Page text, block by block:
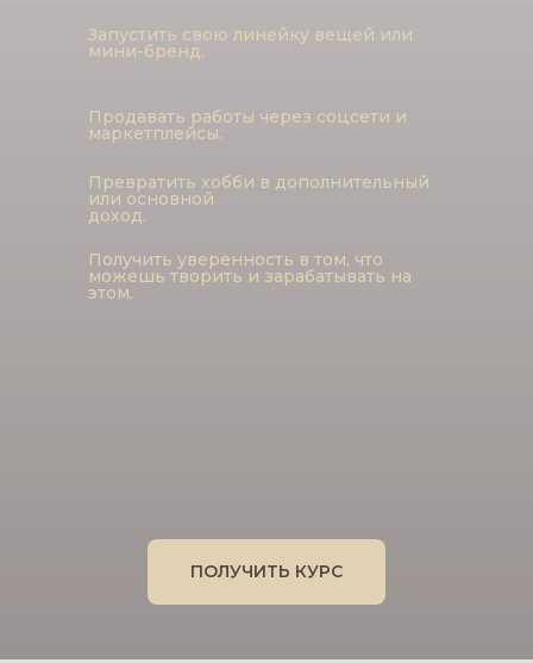
Запустить свою линейку вещей или
мини-бренд.
Продавать работы через соцсети и
маркетплейсы.
Превратить хобби в дополнительный
или основной
доход.
Получить уверенность в том, что
можешь творить и зарабатывать на
этом.
ПОЛУЧИТЬ КУРС
подойдёт
тебе, если ты:
новое творческое
направление
Увлекаешься искусством и